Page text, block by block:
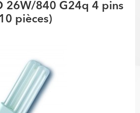
26W/840 G24q 4 pins
pièces)